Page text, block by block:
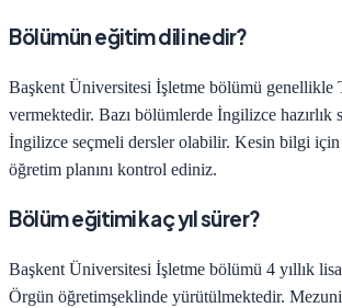
Bölümün eğitim dili nedir?
Başkent Üniversitesi İşletme bölümü genellikle
vermektedir. Bazı bölümlerde İngilizce hazırlık
İngilizce seçmeli dersler olabilir. Kesin bilgi
öğretim planını kontrol ediniz.
Bölüm eğitimi kaç yıl sürer?
Başkent Üniversitesi İşletme bölümü 4 yıllık
Örgün öğretimşeklinde yürütülmektedir.